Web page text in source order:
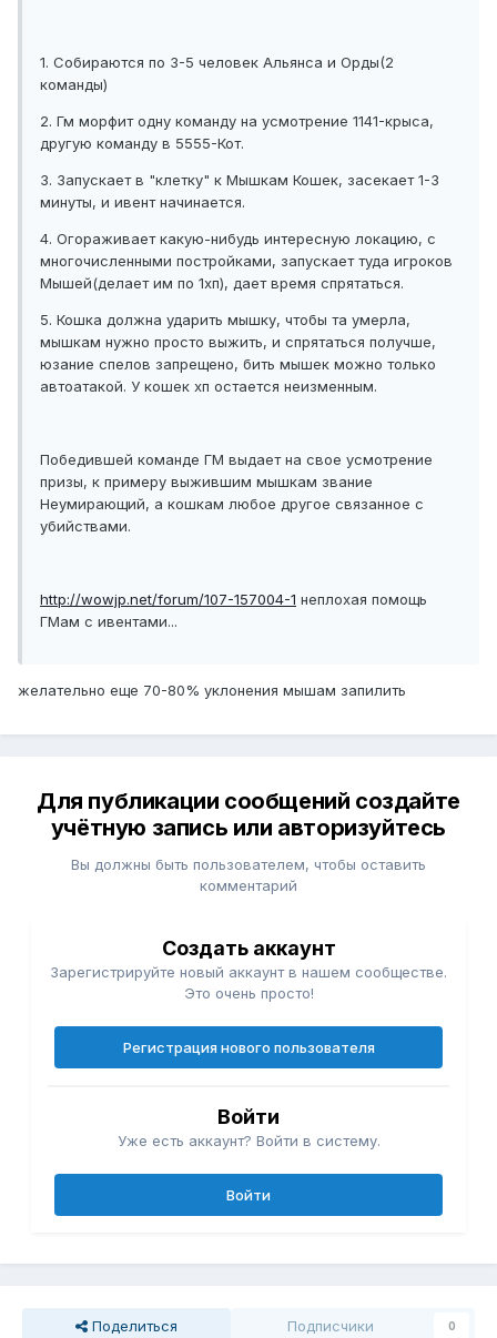
1. Собираются по 3-5 человек Альянса и Орды(2
команды)
2. Гм морфит одну команду на усмотрение 1141-крыса,
другую команду в 5555-Кот.
3. Запускает в "клетку" к Мышкам Кошек, засекает 1-3
минуты, и ивент начинается.
4. Огораживает какую-нибудь интересную локацию, с
многочисленными постройками, запускает туда игроков
Мышей(делает им по 1хп), дает время спрятаться.
5. Кошка должна ударить мышку, чтобы та умерла,
мышкам нужно просто выжить, и спрятаться получше,
юзание спелов запрещено, бить мышек можно только
автоатакой. У кошек хп остается неизменным.
Победившей команде ГМ выдает на свое усмотрение
призы, к примеру выжившим мышкам звание
Неумирающий, а кошкам любое другое связанное с
убийствами.
http://wowjp.net/forum/107-157004-1 неплохая помощь
ГМам с ивентами...
желательно еще 70-80% уклонения мышам запилить
Для публикации сообщений создайте
учётную запись или авторизуйтесь
Вы должны быть пользователем, чтобы оставить
комментарий
Создать аккаунт
Зарегистрируйте новый аккаунт в нашем сообществе.
Это очень просто!
Регистрация нового пользователя
Войти
Уже есть аккаунт? Войти в систему.
Войти
Поделиться Подписчики 0